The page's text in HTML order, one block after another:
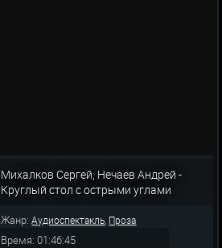
Михалков Сергей, Нечаев Андрей -
Круглый стол с острыми углами
Жанр:Аудиоспектакль, Проза
Время: 01:46:45